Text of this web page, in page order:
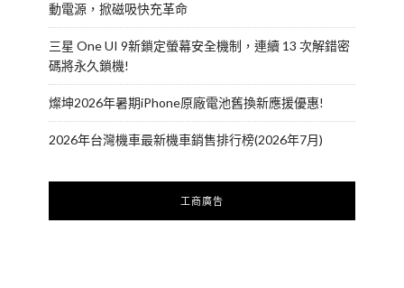
動電源，掀磁吸快充革命
三星 One UI 9新鎖定螢幕安全機制，連續 13 次解錯密
碼將永久鎖機!
燦坤2026年暑期iPhone原廠電池舊換新應援優惠!
2026年台灣機車最新機車銷售排行榜(2026年7月)
工商廣告